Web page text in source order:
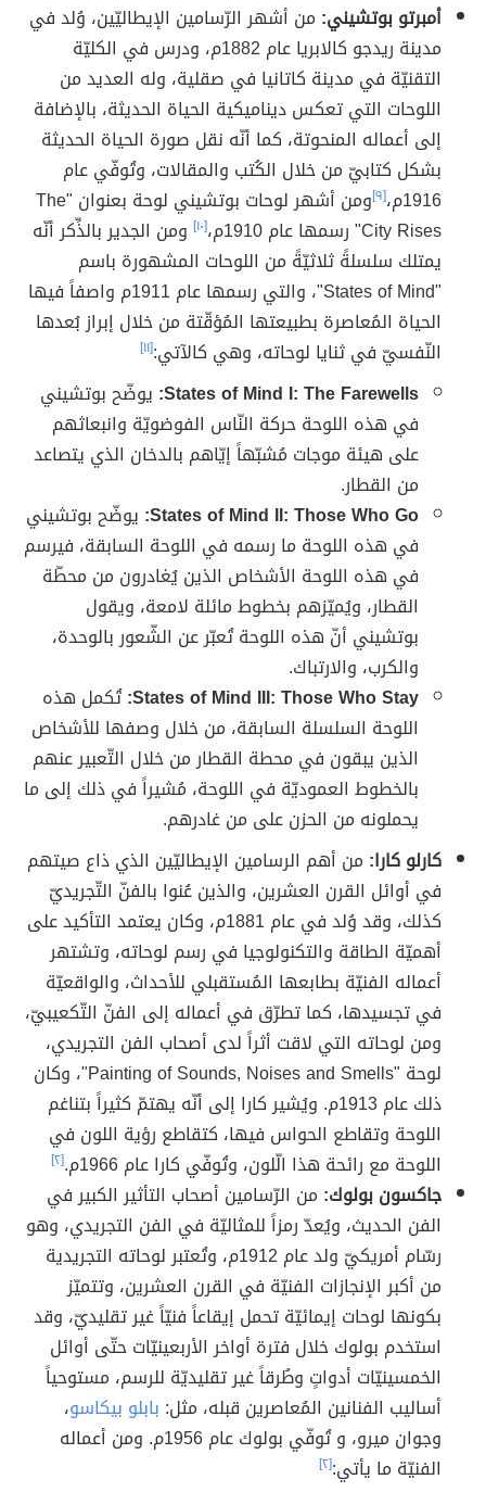
أمبرتو بوتشيني: من أشهر الرّسامين الإيطاليّين، وُلد في
مدينة ريدجو كالابريا عام 1882م، ودرس في الكليّة
التقنيّة في مدينة كاتانيا في صقلية، وله العديد من
اللوحات التي تعكس ديناميكية الحياة الحديثة، بالإضافة
إلى أعماله المنحوتة، كما أنّه نقل صورة الحياة الحديثة
بشكل كتابيّ من خلال الكُتب والمقالات، وتُوفّي عام
1916م،
[٩]
ومن أشهر لوحات بوتشيني لوحة بعنوان "The
City Rises" رسمها عام 1910م،
[١٠] ومن الجدير بالذِّكر أنّه
يمتلك سلسلةً ثلاثيّةً من اللوحات المشهورة باسم
"States of Mind"، والتي رسمها عام 1911م واصفاً فيها
الحياة المُعاصرة بطبيعتها المُؤقّتة من خلال إبراز بُعدها
النّفسيّ في ثنايا لوحاته، وهي كالآتي:[١١]
States of Mind I: The Farewells: يوضّح بوتشيني
في هذه اللوحة حركة النّاس الفوضويّة وانبعاثهم
على هيئة موجات مُشبّهاً إيّاهم بالدخان الذي يتصاعد
من القطار.
States of Mind II: Those Who Go: يوضّح بوتشيني
في هذه اللوحة ما رسمه في اللوحة السابقة، فيرسم
في هذه اللوحة الأشخاص الذين يُغادرون من محطّة
القطار، ويُميّزهم بخطوط مائلة لامعة، ويقول
بوتشيني أنّ هذه اللوحة تُعبّر عن الشّعور بالوحدة،
والكرب، والارتباك.
States of Mind III: Those Who Stay: تُكمل هذه
اللوحة السلسلة السابقة، من خلال وصفها للأشخاص
الذين يبقون في محطة القطار من خلال التّعبير عنهم
بالخطوط العموديّة في اللوحة، مُشيراً في ذلك إلى ما
يحملونه من الحزن على من غادرهم.
كارلو كارا: من أهم الرسامين الإيطاليّين الذي ذاع صيتهم
في أوائل القرن العشرين، والذين عُنوا بالفنّ التّجريديّ
كذلك، وقد وُلد في عام 1881م، وكان يعتمد التأكيد على
أهميّة الطاقة والتكنولوجيا في رسم لوحاته، وتشتهر
أعماله الفنيّة بطابعها المُستقبلي للأحداث، والواقعيّة
في تجسيدها، كما تطرّق في أعماله إلى الفنّ التّكعيبيّ،
ومن لوحاته التي لاقت أثراً لدى أصحاب الفن التجريدي،
لوحة "Painting of Sounds, Noises and Smells"، وكان
ذلك عام 1913م. ويُشير كارا إلى أنّه يهتمّ كثيراً بتناغم
اللوحة وتقاطع الحواس فيها، كتقاطع رؤية اللون في
اللوحة مع رائحة هذا الّلون، وتُوفّي كارا عام 1966م.
[٢]
جاكسون بولوك: من الرّسامين أصحاب التأثير الكبير في
الفن الحديث، ويُعدّ رمزاً للمثاليّة في الفن التجريدي، وهو
رسّام أمريكيّ ولد عام 1912م، وتُعتبر لوحاته التجريدية
من أكبر الإنجازات الفنيّة في القرن العشرين، وتتميّز
بكونها لوحات إيمائيّة تحمل إيقاعاً فنيّاً غير تقليديّ، وقد
استخدم بولوك خلال فترة أواخر الأربعينيّات حتّى أوائل
الخمسينيّات أدواتٍ وطُرقاً غير تقليديّة للرسم، مستوحياً
أساليب الفنانين المُعاصرين قبله، مثل: بابلو بيكاسو،
وجوان ميرو، و تُوفّي بولوك عام 1956م. ومن أعماله
الفنيّة ما يأتي:[٢]